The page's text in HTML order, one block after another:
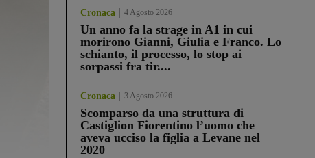
Cronaca 4 Agosto 2026
Un anno fa la strage in A1 in cui
morirono Gianni, Giulia e Franco. Lo
schianto, il processo, lo stop ai
sorpassi fra tir....
Cronaca 3 Agosto 2026
Scomparso da una struttura di
Castiglion Fiorentino l’uomo che
aveva ucciso la figlia a Levane nel
2020